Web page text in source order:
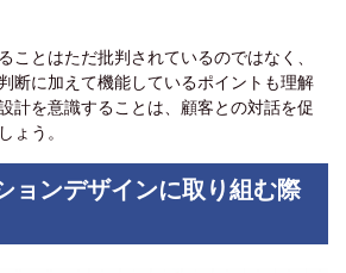
ことはただ批判されているのではなく、
断に加えて機能しているポイントも理解
計を意識することは、顧客との対話を促
ょう。
ョンデザインに取り組む際